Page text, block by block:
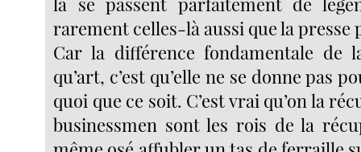
rarement celles-là aussi que la presse
Car la différence fondamentale de
qu’art, c’est qu’elle ne se donne pas
quoi que ce soit. C’est vrai qu’on la
businessmen sont les rois de la